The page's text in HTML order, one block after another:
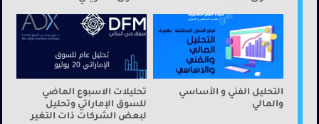
التحليل الفني و الأساسي
والمالي
تحليلات الاسبوع الماضي
للسوق الإماراتي وتحليل
لبعض الشركات ذات التغير